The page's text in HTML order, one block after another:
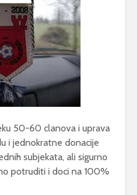
50-60 clanova i uprava
i jednokratne donacije
subjekata, ali sigurno
potruditi i doci na 100%